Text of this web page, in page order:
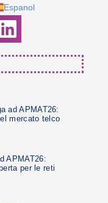
Espanol
ad APMAT26:
mercato telco
APMAT26:
per le reti